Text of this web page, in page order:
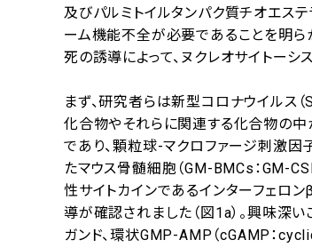
及びパルミトイルタンパク質チオエス
ーム機能不全が必要であることを明ら
死の誘導によって、ヌクレオサイトー
まず、研究者らは新型コロナウイルス
化合物やそれらに関連する化合物の
であり、顆粒球-マクロファージ刺激
たマウス骨髄細胞（GM-BMCs：GM-
性サイトカインであるインターフェロ
導が確認されました（図1a）。興味深
ガンド、環状GMP-AMP（cGAMP：